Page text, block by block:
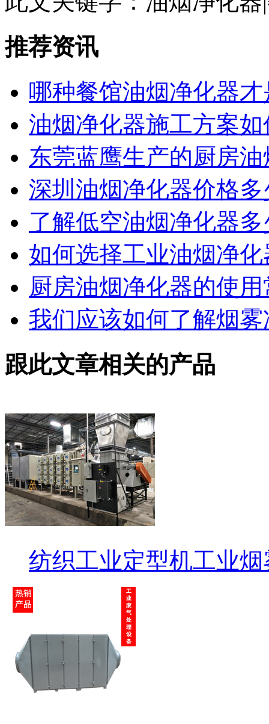
推荐资讯
哪种餐馆油烟净化器
油烟净化器施工方案如
东莞蓝鹰生产的厨房
深圳油烟净化器价格多
了解低空油烟净化器
如何选择工业油烟净化
厨房油烟净化器的使
我们应该如何了解烟
跟此文章相关的产品
纺织工业定型机工业